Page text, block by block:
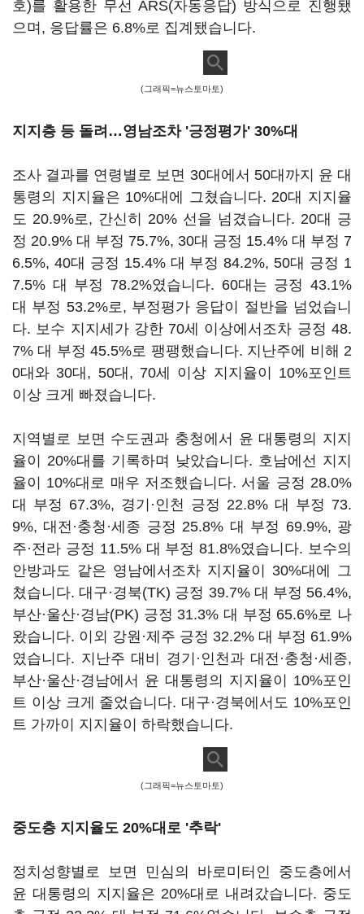
호)를 활용한 무선 ARS(자동응답) 방식으로 진행됐
으며, 응답률은 6.8%로 집계됐습니다.
(그래픽=뉴스토마토)
지지층 등 돌려…영남조차 '긍정평가' 30%대
조사 결과를 연령별로 보면 30대에서 50대까지 윤 대
통령의 지지율은 10%대에 그쳤습니다. 20대 지지율
도 20.9%로, 간신히 20% 선을 넘겼습니다. 20대 긍
정 20.9% 대 부정 75.7%, 30대 긍정 15.4% 대 부정 7
6.5%, 40대 긍정 15.4% 대 부정 84.2%, 50대 긍정 1
7.5% 대 부정 78.2%였습니다. 60대는 긍정 43.1%
대 부정 53.2%로, 부정평가 응답이 절반을 넘었습니
다. 보수 지지세가 강한 70세 이상에서조차 긍정 48.
7% 대 부정 45.5%로 팽팽했습니다. 지난주에 비해 2
0대와 30대, 50대, 70세 이상 지지율이 10%포인트
이상 크게 빠졌습니다.
지역별로 보면 수도권과 충청에서 윤 대통령의 지지
율이 20%대를 기록하며 낮았습니다. 호남에선 지지
율이 10%대로 매우 저조했습니다. 서울 긍정 28.0%
대 부정 67.3%, 경기·인천 긍정 22.8% 대 부정 73.
9%, 대전·충청·세종 긍정 25.8% 대 부정 69.9%, 광
주·전라 긍정 11.5% 대 부정 81.8%였습니다. 보수의
안방과도 같은 영남에서조차 지지율이 30%대에 그
쳤습니다. 대구·경북(TK) 긍정 39.7% 대 부정 56.4%,
부산·울산·경남(PK) 긍정 31.3% 대 부정 65.6%로 나
왔습니다. 이외 강원·제주 긍정 32.2% 대 부정 61.9%
였습니다. 지난주 대비 경기·인천과 대전·충청·세종,
부산·울산·경남에서 윤 대통령의 지지율이 10%포인
트 이상 크게 줄었습니다. 대구·경북에서도 10%포인
트 가까이 지지율이 하락했습니다.
(그래픽=뉴스토마토)
중도층 지지율도 20%대로 '추락'
정치성향별로 보면 민심의 바로미터인 중도층에서
윤 대통령의 지지율은 20%대로 내려갔습니다. 중도